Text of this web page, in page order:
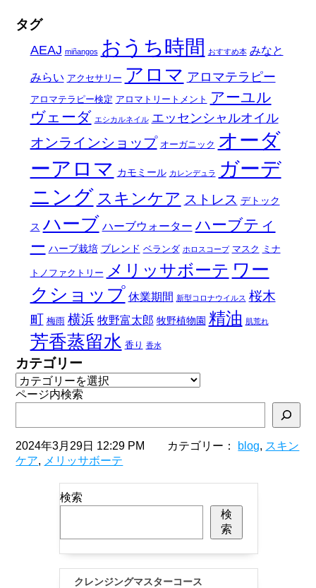
タグ
AEAJ miñangos おうち時間 おすすめ本 みなと
みらい アクセサリー アロマ アロマテラピー
アロマテラピー検定 アロマトリートメント アーユル
ヴェーダ エシカルネイル エッセンシャルオイル
オンラインショップ オーガニック オーダ
ーアロマ カモミール カレンデュラ
ガーデ
ニング スキンケア ストレス デトック
ス ハーブ ハーブウォーター ハーブティ
ー ハーブ栽培 ブレンド ベランダ ホロスコープ マスク ミナ
トノファクトリー メリッサボーテ ワー
クショップ 休業期間 新型コロナウイルス 桜木
町 梅雨 横浜 牧野富太郎 牧野植物園 精油 肌荒れ
芳香蒸留水 香り 香水
カテゴリー
ページ内検索
2024年3月29日 12:29 PM カテゴリー： blog, スキン
ケア, メリッサボーテ
検索
検
索
クレンジングマスターコース